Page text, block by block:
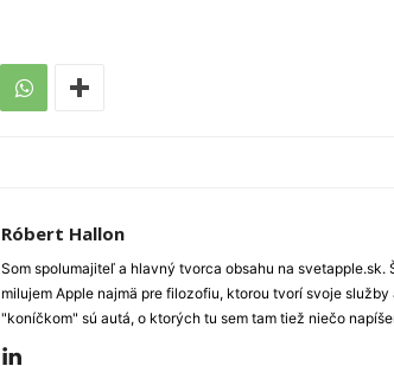
Róbert Hallon
Som spolumajiteľ a hlavný tvorca obsahu na svetapple.sk.
milujem Apple najmä pre filozofiu, ktorou tvorí svoje
"koníčkom" sú autá, o ktorých tu sem tam tiež niečo